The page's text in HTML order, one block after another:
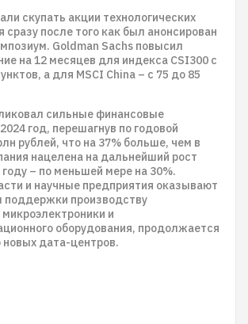
скупать акции технологических
сразу после того как был анонсирован
Goldman Sachs повысил
на 12 месяцев для индекса CSI300 с
а для MSCI China – с 75 до 85
сильные финансовые
год, перешагнув по годовой
рублей, что на 37% больше, чем в
нацелена на дальнейший рост
– по меньшей мере на 30%.
и научные предприятия оказывают
поддержки производству
и
оборудования, продолжается
новых дата-центров.